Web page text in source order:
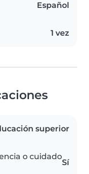
Español
1 vez
superior
o cuidado
Sí